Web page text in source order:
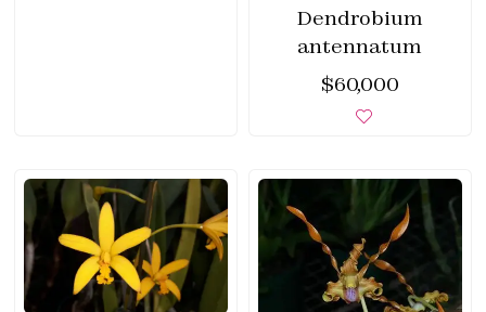
Dendrobium
antennatum
$60,000